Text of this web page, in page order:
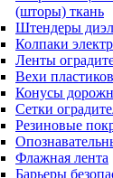
(шторы) ткань
Штендеры
Колпаки
Ленты
Вехи
Конусы
Сетки
Резиновые
Флажная лента
Барьеры